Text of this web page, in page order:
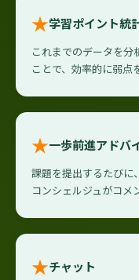
★学習ポイント統
これまでのデータを分
ことで、効率的に弱点
★一歩前進アドバ
課題を提出するたびに
コンシェルジュがコメ
★チャット